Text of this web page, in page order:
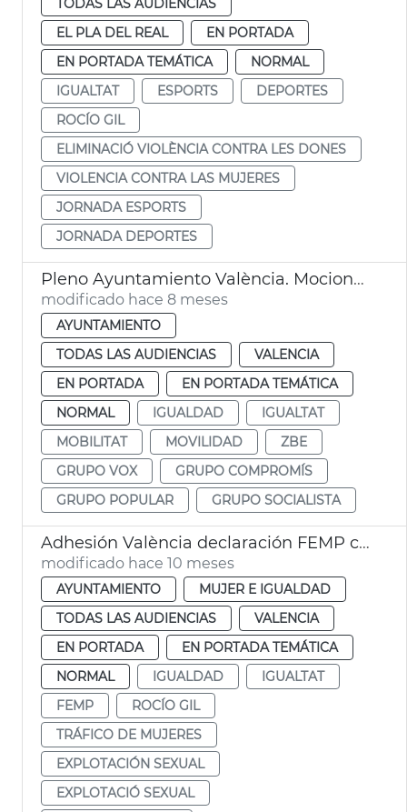
EL PLA DEL REAL
EN PORTADA
EN PORTADA TEMÁTICA
NORMAL
IGUALTAT
ESPORTS
DEPORTES
ROCÍO GIL
ELIMINACIÓ VIOLÈNCIA CONTRA LES DONES
VIOLENCIA CONTRA LAS MUJERES
JORNADA ESPORTS
JORNADA DEPORTES
Pleno Ayuntamiento València. Mociones grupos municipales
modificado hace 8 meses
AYUNTAMIENTO
TODAS LAS AUDIENCIAS
VALENCIA
EN PORTADA
EN PORTADA TEMÁTICA
NORMAL
IGUALDAD
IGUALTAT
MOBILITAT
MOVILIDAD
ZBE
GRUPO VOX
GRUPO COMPROMÍS
GRUPO POPULAR
GRUPO SOCIALISTA
Adhesión València declaración FEMP contra explotación sexual
modificado hace 10 meses
AYUNTAMIENTO
MUJER E IGUALDAD
TODAS LAS AUDIENCIAS
VALENCIA
EN PORTADA
EN PORTADA TEMÁTICA
NORMAL
IGUALDAD
IGUALTAT
FEMP
ROCÍO GIL
TRÁFICO DE MUJERES
EXPLOTACIÓN SEXUAL
EXPLOTACIÓ SEXUAL